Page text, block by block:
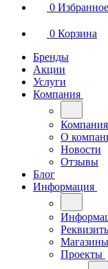
0 Избранное
0 Корзина
Бренды
Акции
Услуги
Компания
Компания
О
Новости
Отзывы
Блог
Информация
Магазины
Проекты